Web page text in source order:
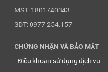
MST: 1801740343
SĐT: 0977.254.157
CHỨNG NHẬN VÀ BẢO MẬT
-Điều khoản sử dụng dịch vụ